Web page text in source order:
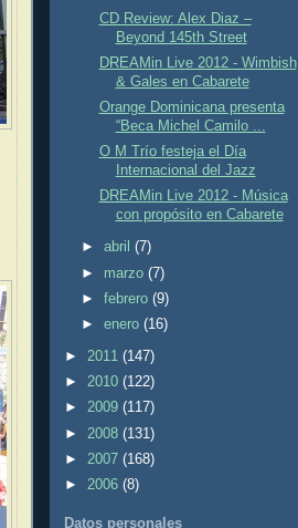
CD Review: Alex Diaz –
Beyond 145th Street
DREAMin Live 2012 - Wimbish
& Gales en Cabarete
Orange Dominicana presenta
“Beca Michel Camilo ...
O M Trío festeja el Día
Internacional del Jazz
DREAMin Live 2012 - Música
con propósito en Cabarete
►abril(7)
► marzo(7)
►febrero(9)
►enero(16)
► 2011 (147)
► 2010 (122)
► 2009 (117)
► 2008 (131)
► 2007 (168)
► 2006 (8)
Datos personales